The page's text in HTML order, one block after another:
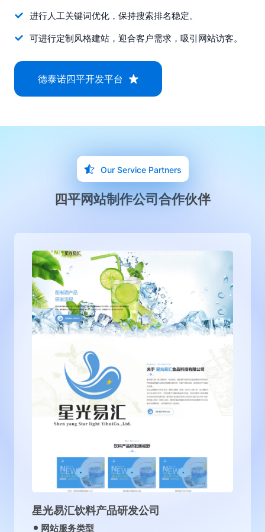
进行人工关键词优化，保持搜索排名稳定。
可进行定制风格建站，迎合客户需求，吸引网站访客。
德泰诺四平开发平台
Our Service Partners
四平网站制作公司合作伙伴
沈阳古泉源环保设备有限公司
网站服务类型